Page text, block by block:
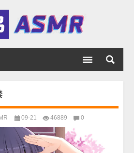
09-21 46889 0